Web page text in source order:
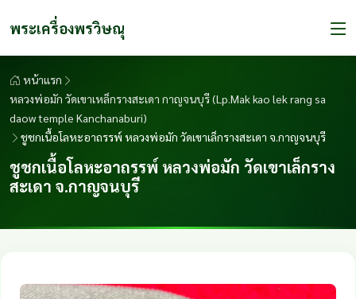
พระเครื่องพรวิษณุ
หน้าแรก
หลวงพ่อมัก วัดเขาเหล็กรางสะเดา กาญจนบุรี (Lp.Mak kao lek rang sa
daow temple Kanchanaburi)
ชูชกเนื้อโลหะอาถรรพ์ หลวงพ่อมัก วัดเขาเล็กรางสะเดา จ.กาญจนบุรี
ชูชกเนื้อโลหะอาถรรพ์ หลวงพ่อมัก วัดเขาเล็กราง
สะเดา จ.กาญจนบุรี